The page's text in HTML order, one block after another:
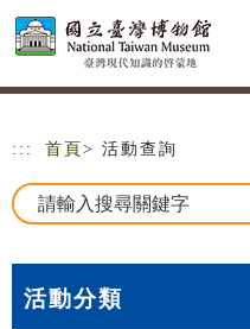
跳到主要內容
網站導覽
::: 首頁 > 活動查詢
活動分類